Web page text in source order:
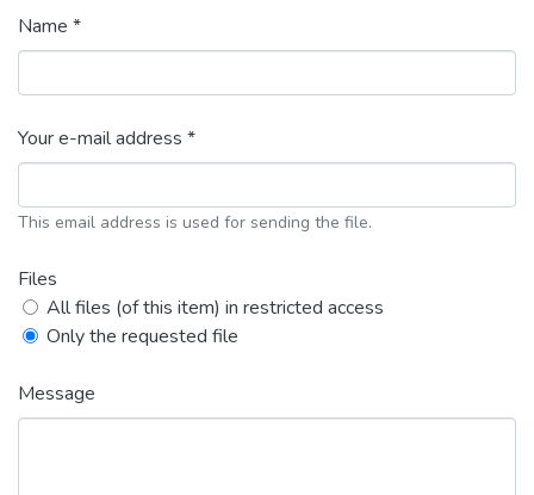
Name *
Your e-mail address *
This email address is used for sending the file.
Files
All files (of this item) in restricted access
Only the requested file
Message